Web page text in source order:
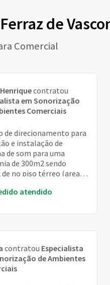
de
Comercial
contratou
em Sonorização
Comerciais
de direcionamento para
e instalação de
de som para uma
de 300m2 sendo
de no piso térreo (area
e 90m2 do andar
atendido
contratou Especialista
de Ambientes